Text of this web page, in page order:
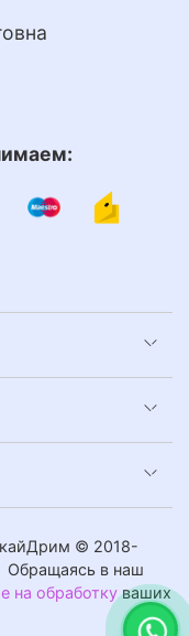
© 2018-
Обращаясь в наш
на обработкуваших